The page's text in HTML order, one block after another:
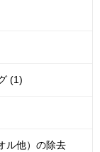
(1)
ル他）の除去